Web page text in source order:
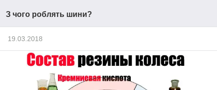
З чого роблять шини?
19.03.2018